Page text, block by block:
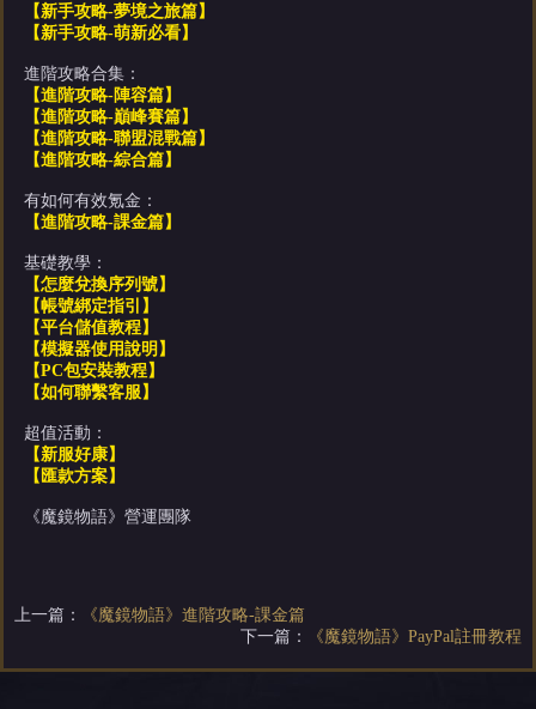
【新手攻略-夢境之旅篇】
【新手攻略-萌新必看】
進階攻略合集：
【進階攻略-陣容篇】
【進階攻略-巔峰賽篇】
【進階攻略-聯盟混戰篇】
【進階攻略-綜合篇】
有如何有效氪金：
【進階攻略-課金篇】
基礎教學：
【怎麼兌換序列號】
【帳號綁定指引】
【平台儲值教程】
【模擬器使用說明】
【PC包安裝教程】
【如何聯繫客服】
超值活動：
【新服好康】
【匯款方案】
《魔鏡物語》營運團隊
上一篇：
《魔鏡物語》進階攻略-課金篇
下一篇：
《魔鏡物語》PayPal註冊教程